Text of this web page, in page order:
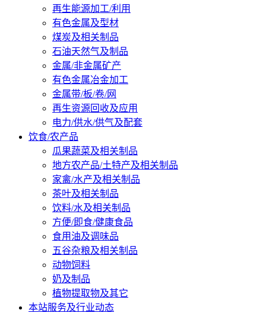
再生能源加工/利用
有色金属及型材
煤炭及相关制品
石油天然气及制品
金属/非金属矿产
有色金属冶金加工
金属带/板/卷/网
再生资源回收及应用
电力/供水/供气及配套
饮食/农产品
瓜果蔬菜及相关制品
地方农产品/土特产及相关制品
家禽/水产及相关制品
茶叶及相关制品
饮料/水及相关制品
方便/即食/健康食品
食用油及调味品
五谷杂粮及相关制品
动物饲料
奶及制品
植物提取物及其它
本站服务及行业动态